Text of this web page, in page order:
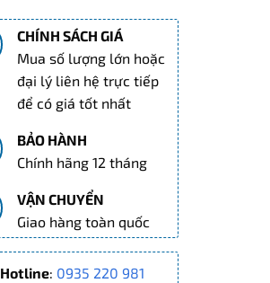
CHÍNH SÁCH GIÁ
Mua số lượng lớn hoặc
đại lý liên hệ trực tiếp
để có giá tốt nhất
BẢO HÀNH
Chính hãng 12 tháng
VẬN CHUYỂN
Giao hàng toàn quốc
Hotline: 0935 220 981